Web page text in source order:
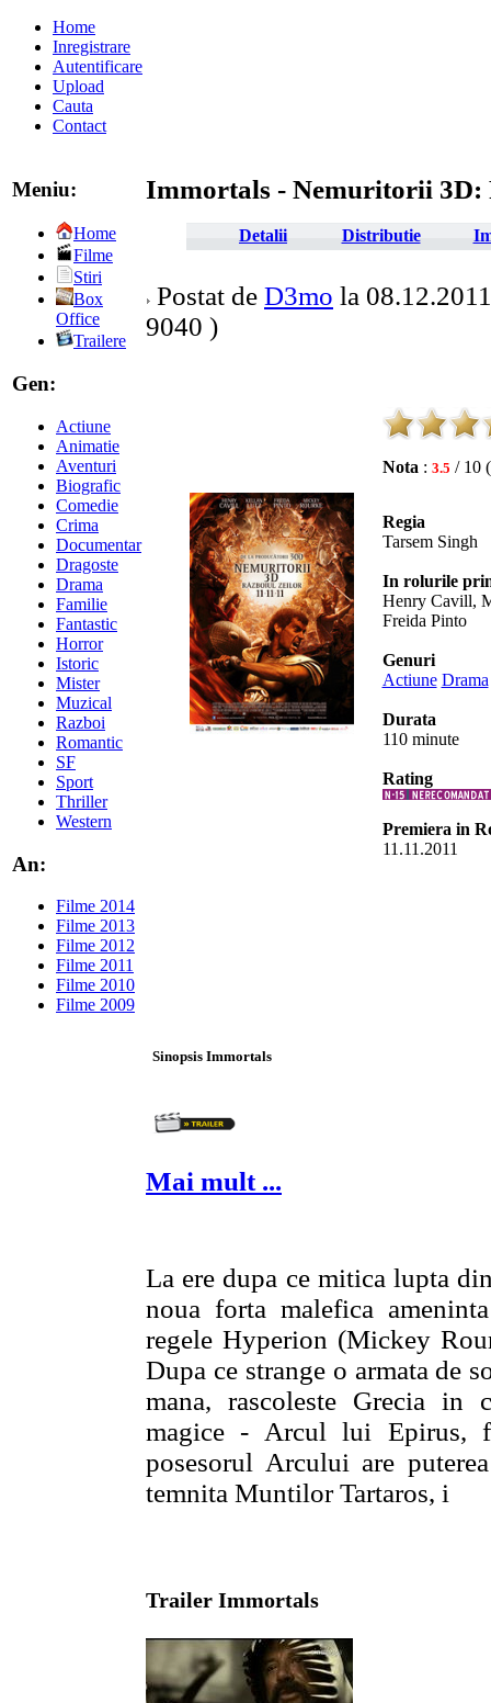
Home
Inregistrare
Autentificare
Upload
Cauta
Contact
Meniu:
Home
Filme
Stiri
Box
Office
Trailere
Gen:
Actiune
Animatie
Aventuri
Biografic
Comedie
Crima
Documentar
Dragoste
Drama
Familie
Fantastic
Horror
Istoric
Mister
Muzical
Razboi
Romantic
SF
Sport
Thriller
Western
An:
Filme 2014
Filme 2013
Filme 2012
Filme 2011
Filme 2010
Filme 2009
Immortals - Nemuritorii 3D:
Detalii Distributie
Postat de D3mo la
9040 )
Nota : 3.5 / 10
Regia
Tarsem Singh
In rolurile
Henry Cavill,
Freida Pinto
Genuri
Actiune Drama
Durata
110 minute
Rating
Premiera in
11.11.2011
Sinopsis Immortals
Mai mult ...
La ere dupa ce mitica lupta
noua forta malefica
regele Hyperion (Mickey
Dupa ce strange o armata de
mana, rascoleste Grecia in
magice - Arcul lui Epirus,
posesorul Arcului are
temnita Muntilor Tartaros, i
Trailer Immortals